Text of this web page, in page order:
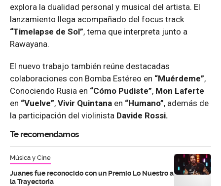
explora la dualidad personal y musical del artista. El
lanzamiento llega acompañado del focus track
“Timelapse de Sol”, tema que interpreta junto a
Rawayana.
El nuevo trabajo también reúne destacadas
colaboraciones con Bomba Estéreo en “Muérdeme”,
Conociendo Rusia en “Cómo Pudiste”, Mon Laferte
en “Vuelve”, Vivir Quintana en “Humano”, además de
la participación del violinista Davide Rossi.
Te recomendamos
Música y Cine
Juanes fue reconocido con un Premio Lo Nuestro a
la Trayectoria